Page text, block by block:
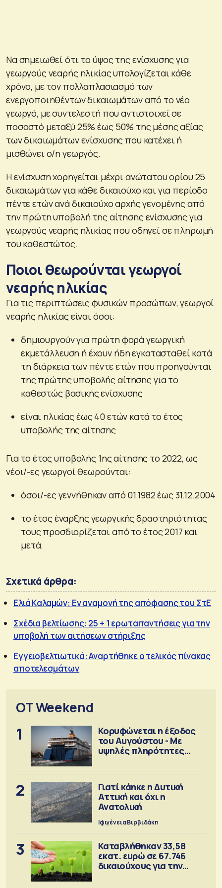
Να σημειωθεί ότι το ύψος της ενίσχυσης για
γεωργούς νεαρής ηλικίας υπολογίζεται κάθε
χρόνο, με τον πολλαπλασιασμό των
ενεργοποιηθέντων δικαιωμάτων από το νέο
γεωργό, με συντελεστή που αντιστοιχεί σε
ποσοστό μεταξύ 25% έως 50% της μέσης αξίας
των δικαιωμάτων ενίσχυσης που κατέχει ή
μισθώνει ο/η γεωργός.
Η ενίσχυση χορηγείται μέχρι ανώτατου ορίου 25
δικαιωμάτων για κάθε δικαιούχο και για περίοδο
πέντε ετών ανά δικαιούχο αρχής γενομένης από
την πρώτη υποβολή της αίτησης ενίσχυσης για
γεωργούς νεαρής ηλικίας που οδηγεί σε πληρωμή
του καθεστώτος.
Ποιοι θεωρούνται γεωργοί
νεαρής ηλικίας
Για τις περιπτώσεις φυσικών προσώπων, γεωργοί
νεαρής ηλικίας είναι όσοι:
δημιουργούν για πρώτη φορά γεωργική
εκμετάλλευση ή έχουν ήδη εγκατασταθεί κατά
τη διάρκεια των πέντε ετών που προηγούνται
της πρώτης υποβολής αίτησης για το
καθεστώς βασικής ενίσχυσης
είναι ηλικίας έως 40 ετών κατά το έτος
υποβολής της αίτησης
Για το έτος υποβολής 1ης αίτησης το 2022, ως
νέοι/-ες γεωργοί θεωρούνται:
όσοι/-ες γεννήθηκαν από 01.1982 έως 31.12.2004
το έτος έναρξης γεωργικής δραστηριότητας
τους προσδιορίζεται από το έτος 2017 και
μετά.
Σχετικά άρθρα:
Ελιά Καλαμών: Εν αναμονή της απόφασης του ΣτΕ
Σχέδια βελτίωσης: 25 + 1 ερωταπαντήσεις για την
υποβολή των αιτήσεων στήριξης
Εγγειοβελτιωτικά: Αναρτήθηκε ο τελικός πίνακας
αποτελεσμάτων
OT Weekend
1
Κορυφώνεται η έξοδος
του Αυγούστου - Με
υψηλές πληρότητες
2
Γιατί κάηκε η Δυτική
Αττική και όχι η
Ανατολική
Ιφιγένεια Βιρβιδάκη
3
Καταβλήθηκαν 33,58
εκατ. ευρώ σε 67.746
δικαιούχους για την